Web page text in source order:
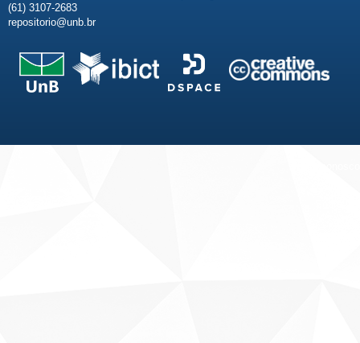
(61) 3107-2683
repositorio@unb.br